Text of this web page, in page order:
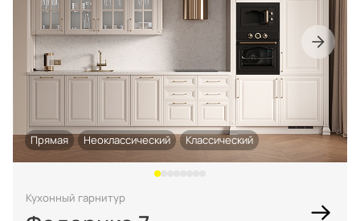
Прямая Неоклассический Классический
Кухонный гарнитур